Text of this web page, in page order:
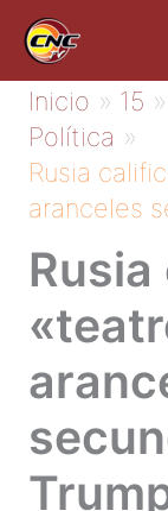
contenido
Inicio 15
Política
Rusia
aranceles